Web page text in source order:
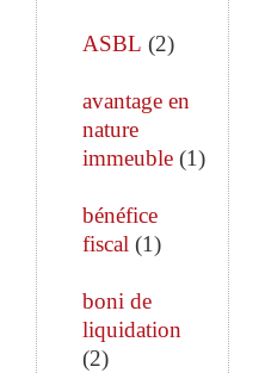
ASBL (2)
avantage en
nature
immeuble (1)
bénéfice
fiscal (1)
boni de
liquidation
(2)